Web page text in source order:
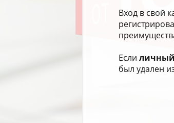
Вход в свой
Если
был удален